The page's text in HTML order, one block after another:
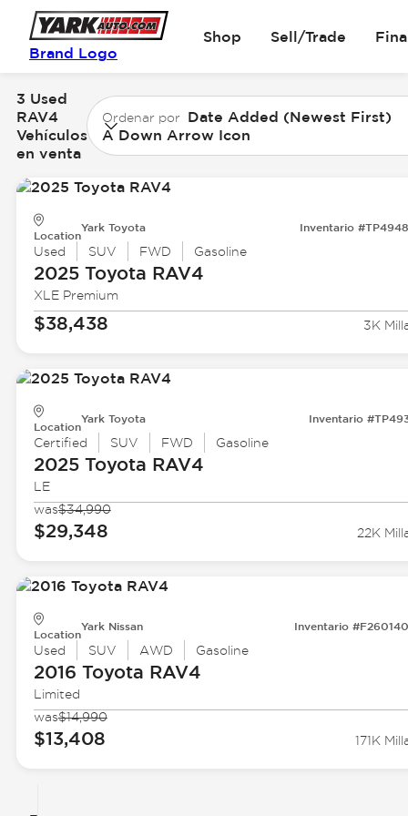
Brand Logo
Shop Sell/Trade
3 Used
RAV4
Vehículos
en venta
Ordenar por Date Added (Newest First)
A Down Arrow Icon
Location
Yark Toyota Inventario
Used SUV FWD Gasoline
2025 Toyota RAV4
XLE Premium
$38,438 3K
Location
Yark Toyota Inventario
Certified SUV FWD Gasoline
2025 Toyota RAV4
LE
was$34,990
$29,348 22K
Location
Yark Nissan Inventario
Used SUV AWD Gasoline
2016 Toyota RAV4
Limited
was$14,990
$13,408 171K